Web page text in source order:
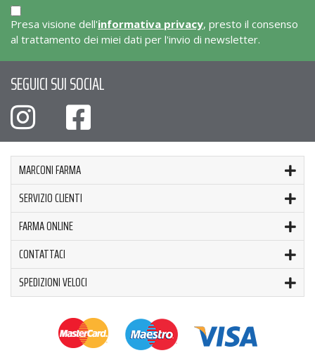
Presa visione dell'informativa privacy, presto il consenso
al trattamento dei miei dati per l'invio di newsletter.
SEGUICI SUI SOCIAL
MARCONI FARMA
SERVIZIO CLIENTI
FARMA ONLINE
CONTATTACI
SPEDIZIONI VELOCI